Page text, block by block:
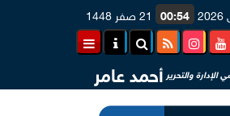
00:54 21 صفر 1448
والتحرير أحمد عامر